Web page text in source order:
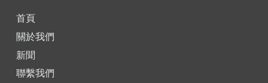
首頁
關於我們
新聞
聯繫我們